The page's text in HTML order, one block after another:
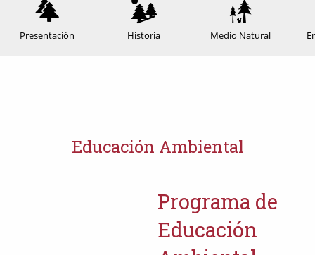
Presentación Historia Medio Natural
Educación Ambiental
Programa de
Educación